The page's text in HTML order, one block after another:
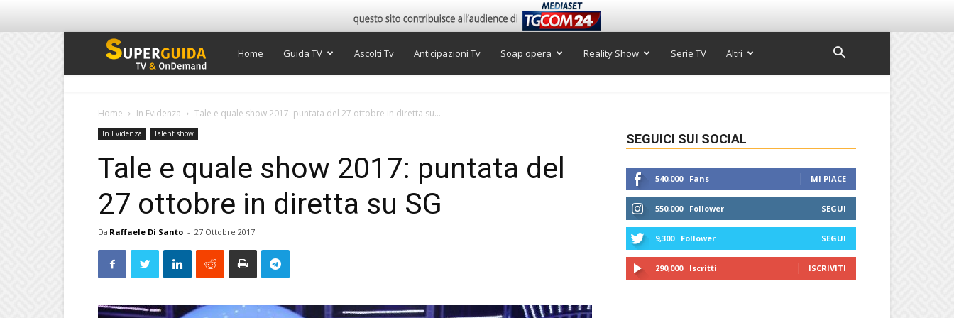
Super
Home Guida TV Ascolti Tv Anticipazioni Tv Soap opera Reality Show Serie TV Altri
Home In Evidenza Tale e quale show 2017: puntata del 27 ottobre in diretta su...
In Evidenza Talent show
Tale e quale show 2017: puntata del
27 ottobre in diretta su SG
Da Raffaele Di Santo - 27 Ottobre 2017
SEGUICI SUI SOCIAL
540,000 Fans MI PIACE
550,000 Follower SEGUI
9,300 Follower SEGUI
290,000 Iscritti ISCRIVITI